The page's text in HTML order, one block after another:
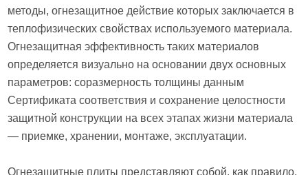
методы, огнезащитное действие которых заключается в
теплофизических свойствах используемого материала.
Огнезащитная эффективность таких материалов
определяется визуально на основании двух основных
параметров: соразмерность толщины данным
Сертификата соответствия и сохранение целостности
защитной конструкции на всех этапах жизни материала
— приемке, хранении, монтаже, эксплуатации.
Огнезащитные плиты представляют собой, как правило,